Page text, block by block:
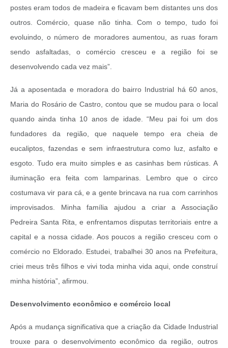
postes eram todos de madeira e ficavam bem distantes uns dos
outros. Comércio, quase não tinha. Com o tempo, tudo foi
evoluindo, o número de moradores aumentou, as ruas foram
sendo asfaltadas, o comércio cresceu e a região foi se
desenvolvendo cada vez mais”.
Já a aposentada e moradora do bairro Industrial há 60 anos,
Maria do Rosário de Castro, contou que se mudou para o local
quando ainda tinha 10 anos de idade. “Meu pai foi um dos
fundadores da região, que naquele tempo era cheia de
eucaliptos, fazendas e sem infraestrutura como luz, asfalto e
esgoto. Tudo era muito simples e as casinhas bem rústicas. A
iluminação era feita com lamparinas. Lembro que o circo
costumava vir para cá, e a gente brincava na rua com carrinhos
improvisados. Minha família ajudou a criar a Associação
Pedreira Santa Rita, e enfrentamos disputas territoriais entre a
capital e a nossa cidade. Aos poucos a região cresceu com o
comércio no Eldorado. Estudei, trabalhei 30 anos na Prefeitura,
criei meus três filhos e vivi toda minha vida aqui, onde construí
minha história”, afirmou.
Desenvolvimento econômico e comércio local
Após a mudança significativa que a criação da Cidade Industrial
trouxe para o desenvolvimento econômico da região, outros